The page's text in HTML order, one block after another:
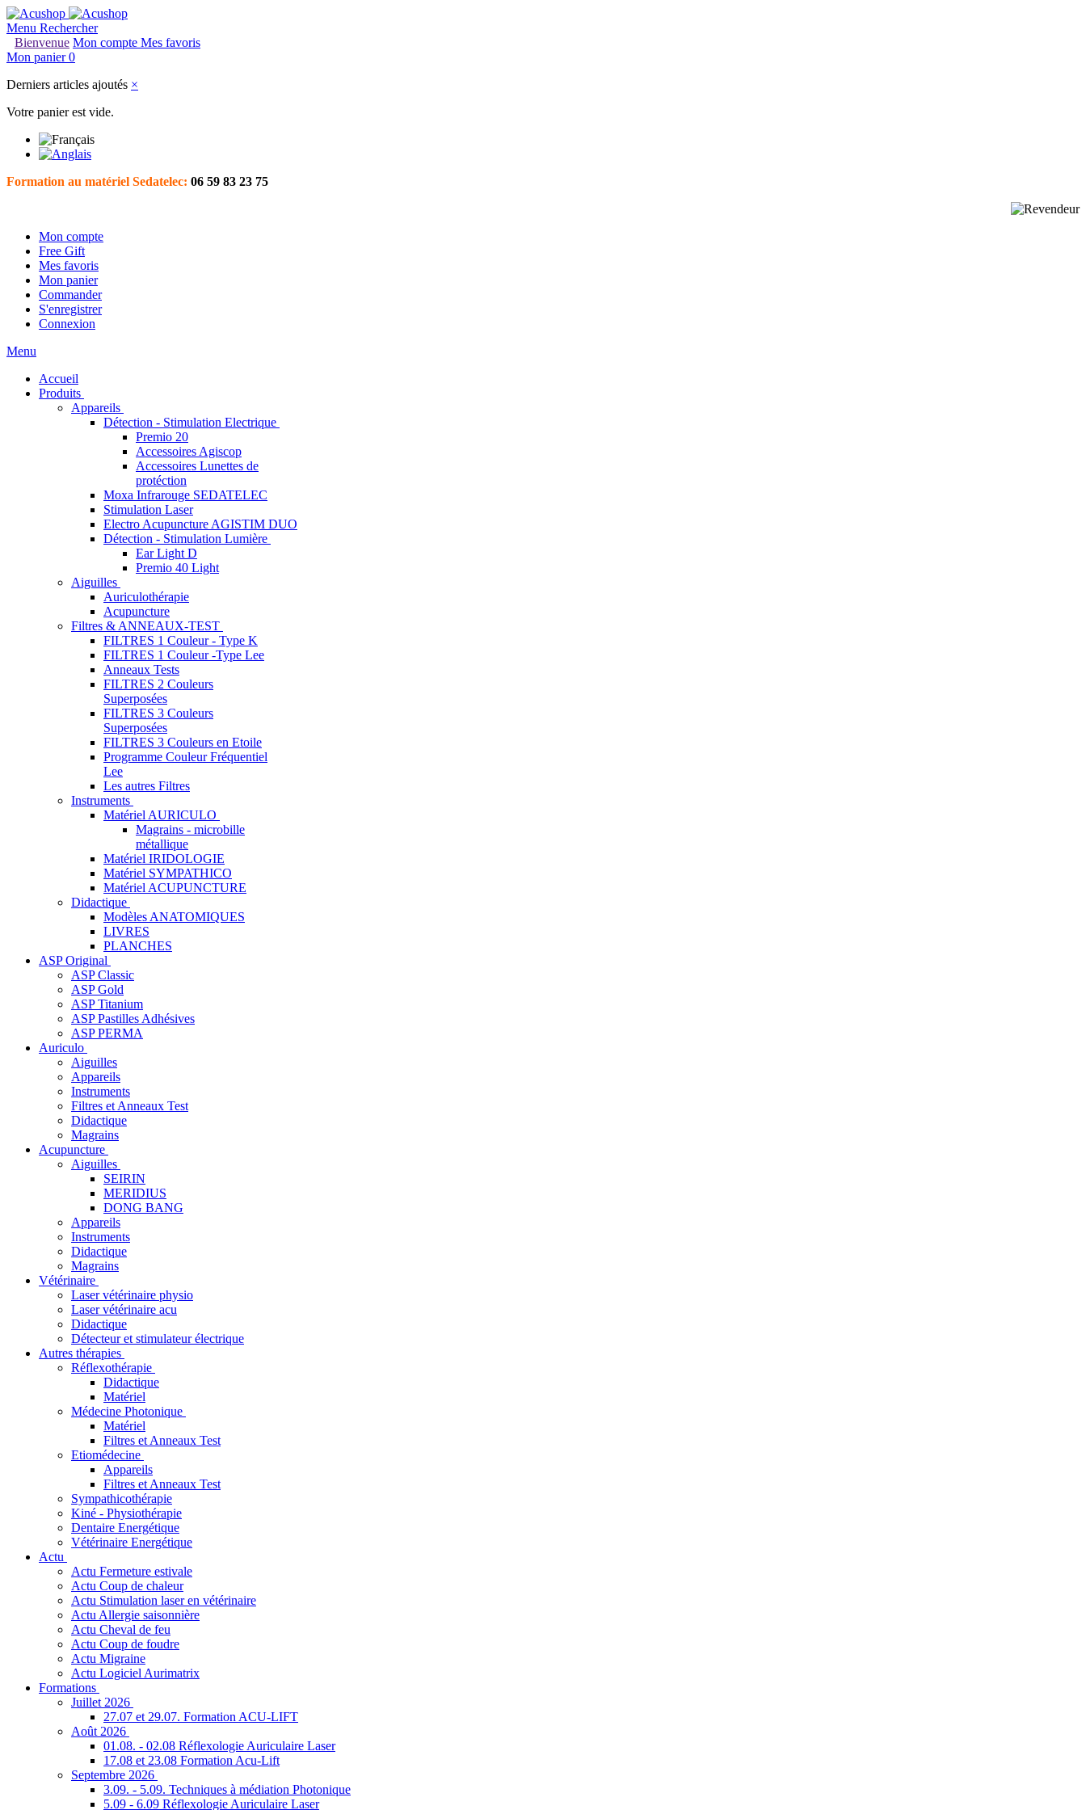
Menu Rechercher
Bienvenue Mon compte Mes favoris
Mon panier 0
Derniers articles ajoutés ×
Votre panier est vide.
Formation au matériel Sedatelec: 06 59 83 23 75
Mon compte
Free Gift
Mes favoris
Mon panier
Commander
S'enregistrer
Connexion
Menu
Accueil
Produits
Appareils
Détection - Stimulation Electrique
Premio 20
Accessoires Agiscop
Accessoires Lunettes de
protéction
Moxa Infrarouge SEDATELEC
Stimulation Laser
Electro Acupuncture AGISTIM DUO
Détection - Stimulation Lumière
Ear Light D
Premio 40 Light
Aiguilles
Auriculothérapie
Acupuncture
Filtres & ANNEAUX-TEST
FILTRES 1 Couleur - Type K
FILTRES 1 Couleur -Type Lee
Anneaux Tests
FILTRES 2 Couleurs
Superposées
FILTRES 3 Couleurs
Superposées
FILTRES 3 Couleurs en Etoile
Programme Couleur Fréquentiel
Lee
Les autres Filtres
Instruments
Matériel AURICULO
Magrains - microbille
métallique
Matériel IRIDOLOGIE
Matériel SYMPATHICO
Matériel ACUPUNCTURE
Didactique
Modèles ANATOMIQUES
LIVRES
PLANCHES
ASP Original
ASP Classic
ASP Gold
ASP Titanium
ASP Pastilles Adhésives
ASP PERMA
Auriculo
Aiguilles
Appareils
Instruments
Filtres et Anneaux Test
Didactique
Magrains
Acupuncture
Aiguilles
SEIRIN
MERIDIUS
DONG BANG
Appareils
Instruments
Didactique
Magrains
Vétérinaire
Laser vétérinaire physio
Laser vétérinaire acu
Didactique
Détecteur et stimulateur électrique
Autres thérapies
Réflexothérapie
Didactique
Matériel
Médecine Photonique
Matériel
Filtres et Anneaux Test
Etiomédecine
Appareils
Filtres et Anneaux Test
Sympathicothérapie
Kiné - Physiothérapie
Dentaire Energétique
Vétérinaire Energétique
Actu
Actu Fermeture estivale
Actu Coup de chaleur
Actu Stimulation laser en vétérinaire
Actu Allergie saisonnière
Actu Cheval de feu
Actu Coup de foudre
Actu Migraine
Actu Logiciel Aurimatrix
Formations
Juillet 2026
27.07 et 29.07. Formation ACU-LIFT
Août 2026
01.08. - 02.08 Réflexologie Auriculaire Laser
17.08 et 23.08 Formation Acu-Lift
Septembre 2026
3.09. - 5.09. Techniques à médiation Photonique
5.09 - 6.09 Réflexologie Auriculaire Laser